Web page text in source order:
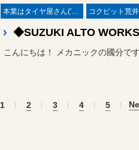
本業はタイヤ屋さん('ω')/
◆SUZUKI ALTO
こんにちは！ メカニックの國分で
1 2 3 4 5